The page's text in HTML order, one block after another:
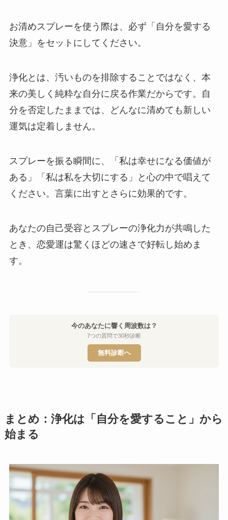
お清めスプレーを使う際は、必ず「自分を愛する
決意」をセットにしてください。
浄化とは、汚いものを排除することではなく、本
来の美しく純粋な自分に戻る作業だからです。自
分を否定したままでは、どんなに清めても新しい
運気は定着しません。
スプレーを振る瞬間に、「私は幸せになる価値が
ある」「私は私を大切にする」と心の中で唱えて
ください。言葉に出すとさらに効果的です。
あなたの自己受容とスプレーの浄化力が共鳴した
とき、恋愛運は驚くほどの速さで好転し始めま
す。
今のあなたに響く周波数は？
7つの質問で30秒診断
無料診断へ
まとめ：浄化は「自分を愛すること」から
始まる